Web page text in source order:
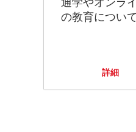
の教育につい
詳細